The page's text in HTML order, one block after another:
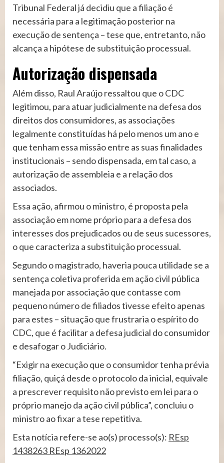
Tribunal Federal já decidiu que a filiação é
necessária para a legitimação posterior na
execução de sentença – tese que, entretanto, não
alcança a hipótese de substituição processual.
Autorizaç​​​ão dispensada
Além disso, Raul Araújo ressaltou que o CDC
legitimou, para atuar judicialmente na defesa dos
direitos dos consumidores, as associações
legalmente constituídas há pelo menos um ano e
que tenham essa missão entre as suas finalidades
institucionais – sendo dispensada, em tal caso, a
autorização de assembleia e a relação dos
associados.
Essa ação, afirmou o ministro, é proposta pela
associação em nome próprio para a defesa dos
interesses dos prejudicados ou de seus sucessores,
o que caracteriza a substituição processual.
Segundo o magistrado, haveria pouca utilidade se a
sentença coletiva proferida em ação civil pública
manejada por associação que contasse com
pequeno número de filiados tivesse efeito apenas
para estes – situação que frustraria o espírito do
CDC, que é facilitar a defesa judicial do consumidor
e desafogar o Judiciário.
“Exigir na execução que o consumidor tenha prévia
filiação, quiçá desde o protocolo da inicial, equivale
a prescrever requisito não previsto em lei para o
próprio manejo da ação civil pública”, concluiu o
ministro ao fixar a tese repetitiva.​​
Esta notícia refere-se ao(s) processo(s): REsp
1438263 REsp 1362022